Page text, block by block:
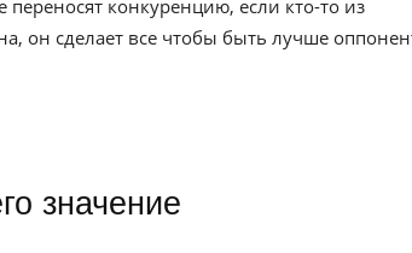
конкуренцию, если кто-то из
он сделает все чтобы быть лучше
значение